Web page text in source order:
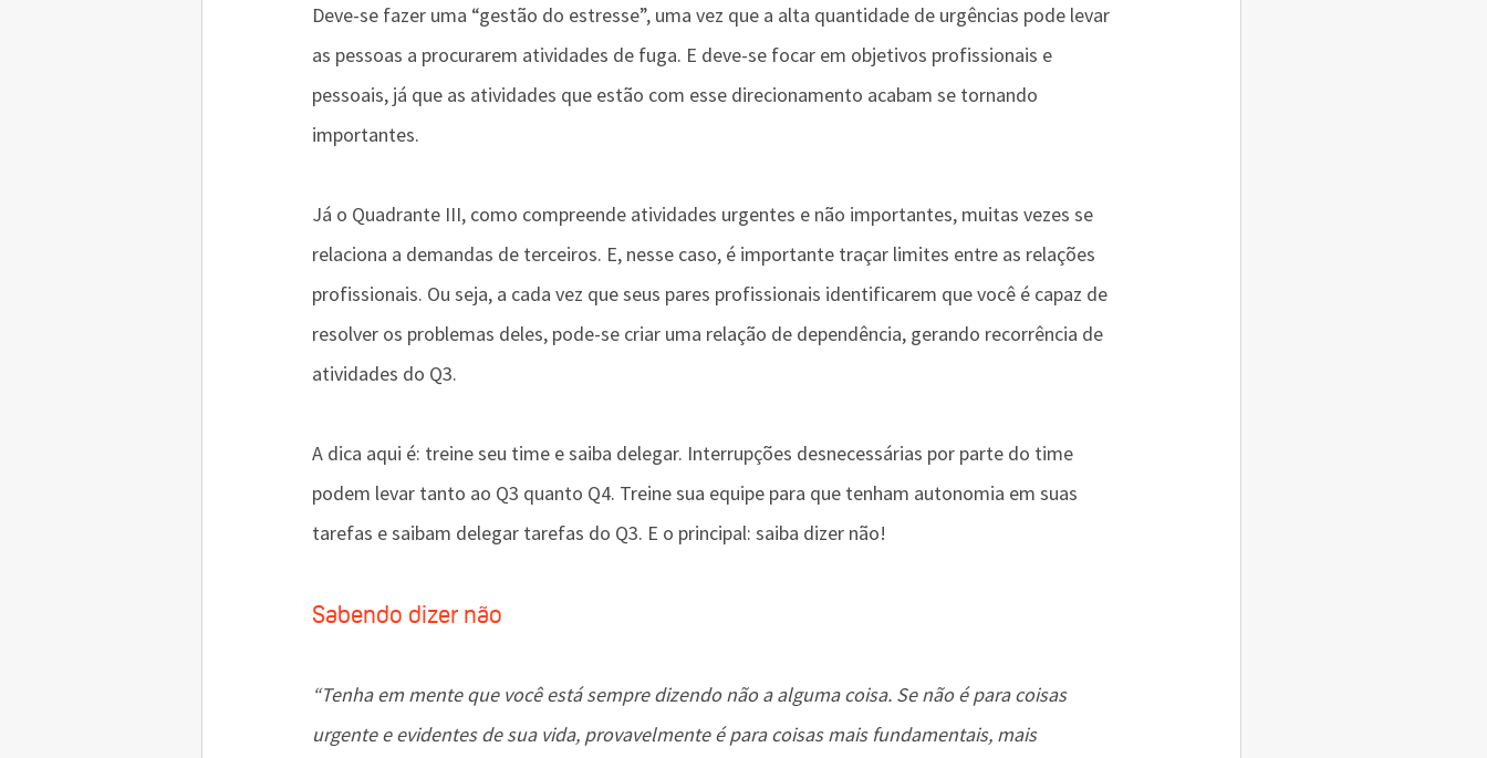
Deve-se fazer uma “gestão do estresse”, uma vez que a alta quantidade de urgências pode levar
as pessoas a procurarem atividades de fuga. E deve-se focar em objetivos profissionais e
pessoais, já que as atividades que estão com esse direcionamento acabam se tornando
importantes.
Já o Quadrante III, como compreende atividades urgentes e não importantes, muitas vezes se
relaciona a demandas de terceiros. E, nesse caso, é importante traçar limites entre as relações
profissionais. Ou seja, a cada vez que seus pares profissionais identificarem que você é capaz de
resolver os problemas deles, pode-se criar uma relação de dependência, gerando recorrência de
atividades do Q3.
A dica aqui é: treine seu time e saiba delegar. Interrupções desnecessárias por parte do time
podem levar tanto ao Q3 quanto Q4. Treine sua equipe para que tenham autonomia em suas
tarefas e saibam delegar tarefas do Q3. E o principal: saiba dizer não!
Sabendo dizer não
“Tenha em mente que você está sempre dizendo não a alguma coisa. Se não é para coisas
urgente e evidentes de sua vida, provavelmente é para coisas mais fundamentais, mais